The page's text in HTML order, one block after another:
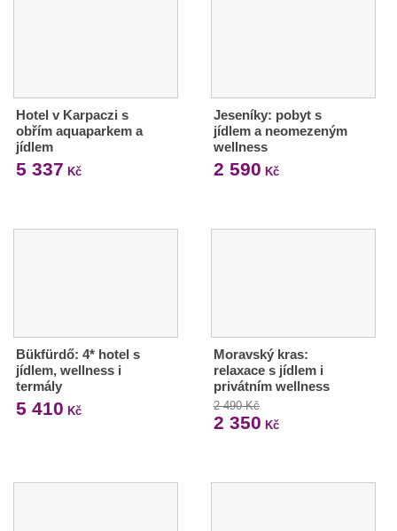
Hotel v Karpaczi s
obřím aquaparkem a
jídlem
5 337 Kč
Jeseníky: pobyt s
jídlem a neomezeným
wellness
2 590 Kč
Bükfürdő: 4* hotel s
jídlem, wellness i
termály
5 410 Kč
Moravský kras:
relaxace s jídlem i
privátním wellness
2 490 Kč
2 350 Kč